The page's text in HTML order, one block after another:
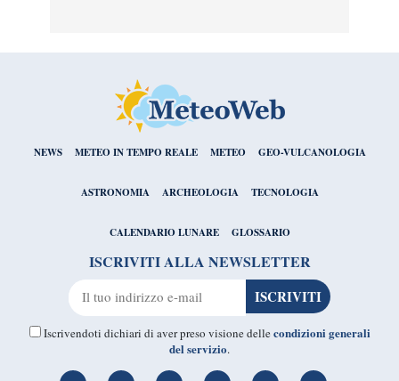
NEWS METEO IN TEMPO REALE METEO GEO-VULCANOLOGIA
ASTRONOMIA ARCHEOLOGIA TECNOLOGIA
CALENDARIO LUNARE GLOSSARIO
ISCRIVITI ALLA NEWSLETTER
Iscrivendoti dichiari di aver preso visione dellecondizioni generali
del servizio.